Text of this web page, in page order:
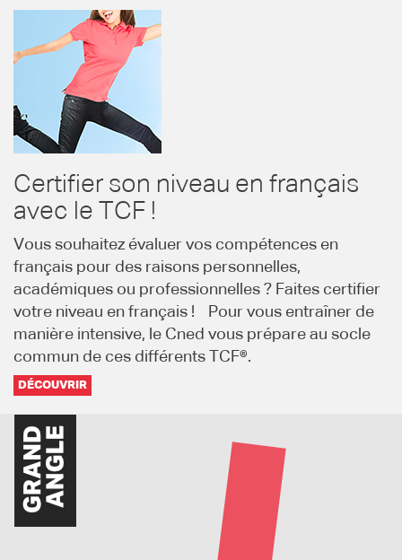
Certifier son niveau en français
avec le TCF !
Vous souhaitez évaluer vos compétences en
français pour des raisons personnelles,
académiques ou professionnelles ? Faites certifier
votre niveau en français ! Pour vous entraîner de
manière intensive, le Cned vous prépare au socle
commun de ces différents TCF®.
DÉCOUVRIR